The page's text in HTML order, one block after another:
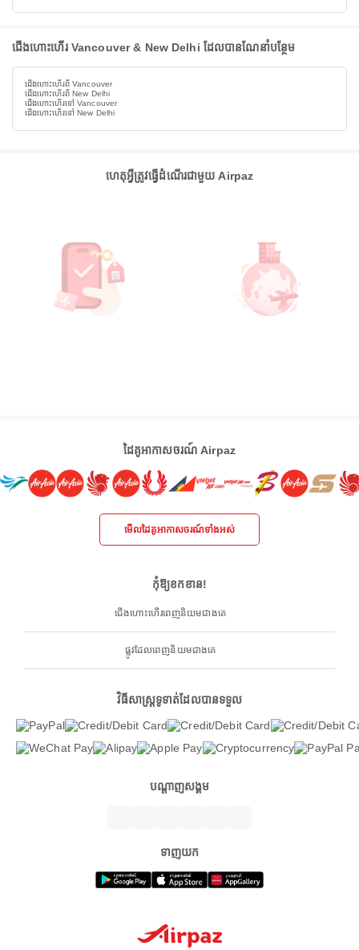
ជើងហោះហើរ Vancouver & New Delhi ដែលបានណែនាំបន្ថែម
ជើងហោះហើរពី Vancouver
ជើងហោះហើរពី New Delhi
ជើងហោះហើរទៅ Vancouver
ជើងហោះហើរទៅ New Delhi
ហេតុអ្វីត្រូវធ្វើដំណើរជាមួយ Airpaz
ដៃគូអាកាសចរណ៍ Airpaz
មើលដៃគូអាកាសចរណ៍ទាំងអស់
កុំឱ្យខកខាន!
ជើងហោះហើរពេញនិយមជាងគេ
ផ្លូវដែលពេញនិយមជាងគេ
វិធីសាស្ត្រទូទាត់ដែលបានទទួល
បណ្តាញសង្គម
ទាញយក